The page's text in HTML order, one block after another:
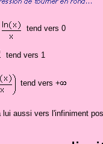
tend vers 0
tend vers 1
tend vers +
lui aussi vers l'infiniment